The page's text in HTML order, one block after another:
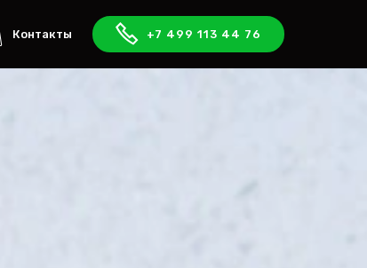
Контакты +7 499 113 44 76